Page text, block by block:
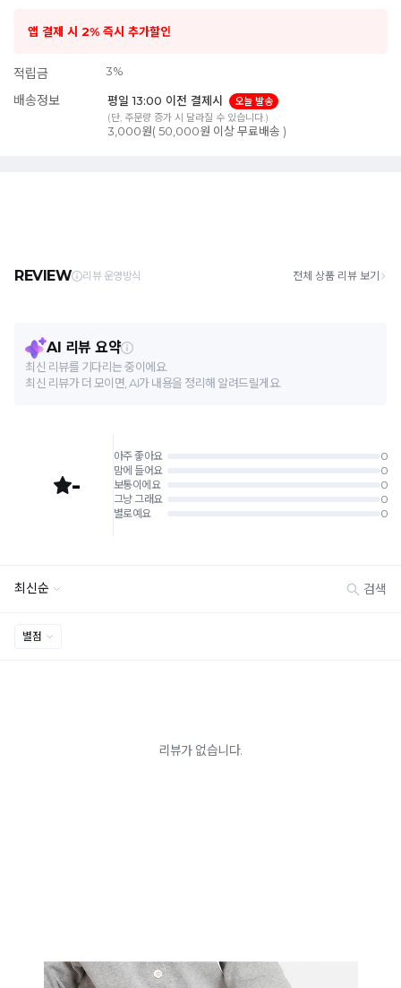
앱 결제 시 2% 즉시 추가할인
적립금 3%
배송정보 평일 13:00 이전 결제시
오늘 발송
(단, 주문량 증가 시 달라질 수 있습니다.)
3,000원( 50,000원 이상 무료배송 )